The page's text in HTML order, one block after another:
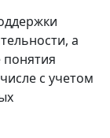
а
понятия
с учетом